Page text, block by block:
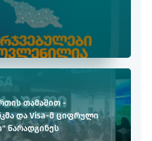
თამაშით -
და Visa-მ ციფრული
წარადგინეს